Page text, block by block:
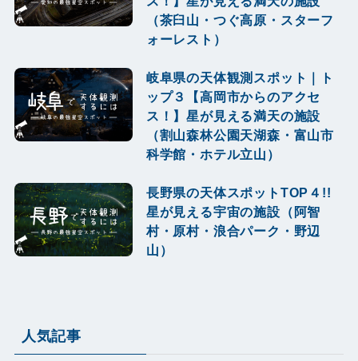
（茶臼山・つぐ高原・スターフ
ォーレスト）
岐阜県の天体観測スポット｜ト
ップ３【高岡市からのアクセ
ス！】星が見える満天の施設
（割山森林公園天湖森・富山市
科学館・ホテル立山）
長野県の天体スポットTOP４!!
星が見える宇宙の施設（阿智
村・原村・浪合パーク・野辺
山）
人気記事